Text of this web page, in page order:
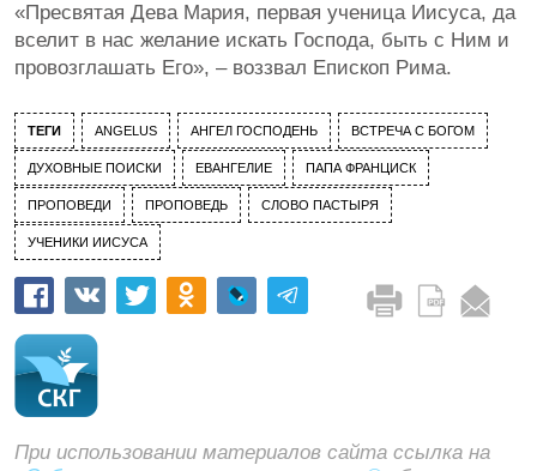
«Пресвятая Дева Мария, первая ученица Иисуса, да
вселит в нас желание искать Господа, быть с Ним и
провозглашать Его», – воззвал Епископ Рима.
ТЕГИ ANGELUS АНГЕЛ ГОСПОДЕНЬ ВСТРЕЧА С БОГОМ
ДУХОВНЫЕ ПОИСКИ ЕВАНГЕЛИЕ ПАПА ФРАНЦИСК
ПРОПОВЕДИ ПРОПОВЕДЬ СЛОВО ПАСТЫРЯ
УЧЕНИКИ ИИСУСА
При использовании материалов сайта ссылка на